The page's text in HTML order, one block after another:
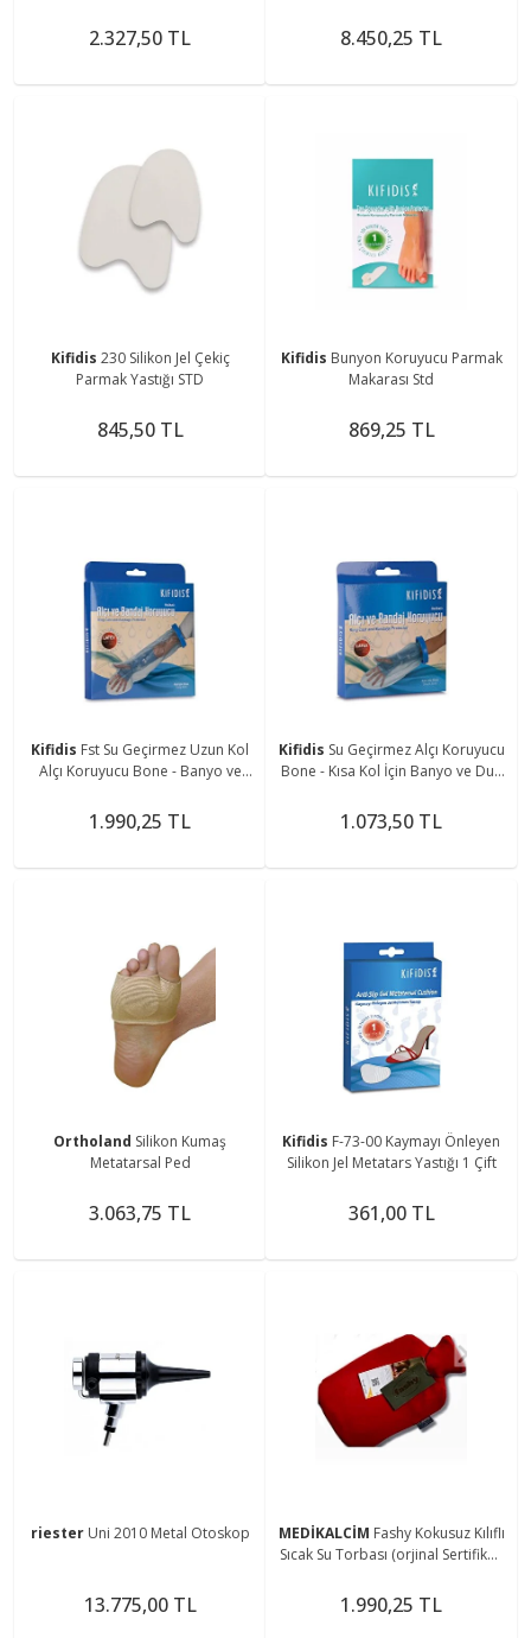
2.327,50 TL 8.450,25 TL
Kifidis 230 Silikon Jel Çekiç
Parmak Yastığı STD
845,50 TL
Kifidis Bunyon Koruyucu Parmak
Makarası Std
869,25 TL
Kifidis Fst Su Geçirmez Uzun Kol
Alçı Koruyucu Bone - Banyo ve
2101
1.990,25 TL
Kifidis Su Geçirmez Alçı Koruyucu
Bone - Kısa Kol İçin Banyo ve Duş
1.073,50 TL
Ortholand Silikon Kumaş
Metatarsal Ped
3.063,75 TL
Kifidis F-73-00 Kaymayı Önleyen
Silikon Jel Metatars Yastığı 1 Çift
361,00 TL
riester Uni 2010 Metal Otoskop
13.775,00 TL
MEDİKALCİM Fashy Kokusuz Kılıflı
Sıcak Su Torbası (orjinal Sertifikalı
1.990,25 TL